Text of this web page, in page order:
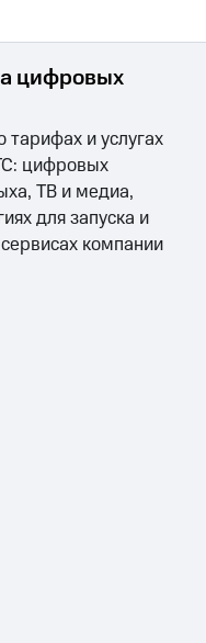
цифровых
тарифах и услугах
цифровых
ТВ и медиа,
для запуска и
компании